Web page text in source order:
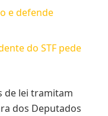
e defende
do STF pede
de lei tramitam
dos Deputados